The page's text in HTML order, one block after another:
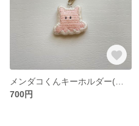
700円